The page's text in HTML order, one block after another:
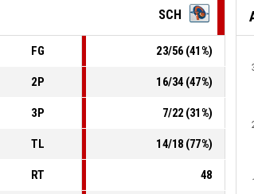
SCH
FG 23/56 (41%)
2P 16/34 (47%)
3P 7/22 (31%)
TL 14/18 (77%)
RT 48